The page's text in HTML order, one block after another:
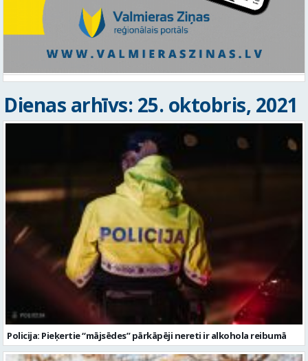
Dienas arhīvs: 25. oktobris, 2021
Policija: Pieķertie “mājsēdes” pārkāpēji nereti ir alkohola reibumā